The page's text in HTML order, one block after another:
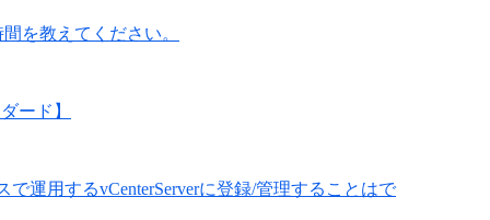
を教えてください。
ード】
運用するvCenterServerに登録/管理することはで